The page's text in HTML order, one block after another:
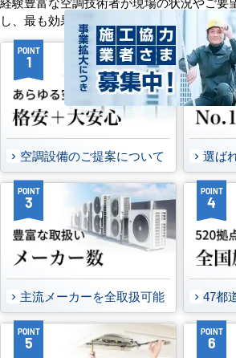
し、最も効果的で効率的なプランをお届け
POINT
1
空調設備のご提案について
POINT
2
選ば
POINT
3
主流メーカーを全取扱可能
POINT
4
47都
POINT
5
POINT
6